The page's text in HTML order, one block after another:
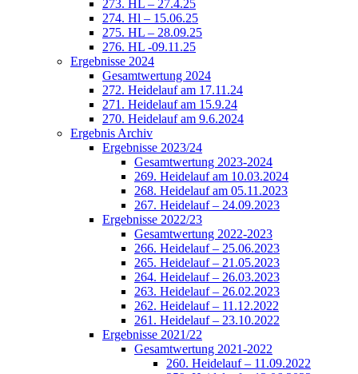
273. HL – 27.4.25
274. Hl – 15.06.25
275. HL – 28.09.25
276. HL -09.11.25
Ergebnisse 2024
Gesamtwertung 2024
272. Heidelauf am 17.11.24
271. Heidelauf am 15.9.24
270. Heidelauf am 9.6.2024
Ergebnis Archiv
Ergebnisse 2023/24
Gesamtwertung 2023-2024
269. Heidelauf am 10.03.2024
268. Heidelauf am 05.11.2023
267. Heidelauf – 24.09.2023
Ergebnisse 2022/23
Gesamtwertung 2022-2023
266. Heidelauf – 25.06.2023
265. Heidelauf – 21.05.2023
264. Heidelauf – 26.03.2023
263. Heidelauf – 26.02.2023
262. Heidelauf – 11.12.2022
261. Heidelauf – 23.10.2022
Ergebnisse 2021/22
Gesamtwertung 2021-2022
260. Heidelauf – 11.09.2022